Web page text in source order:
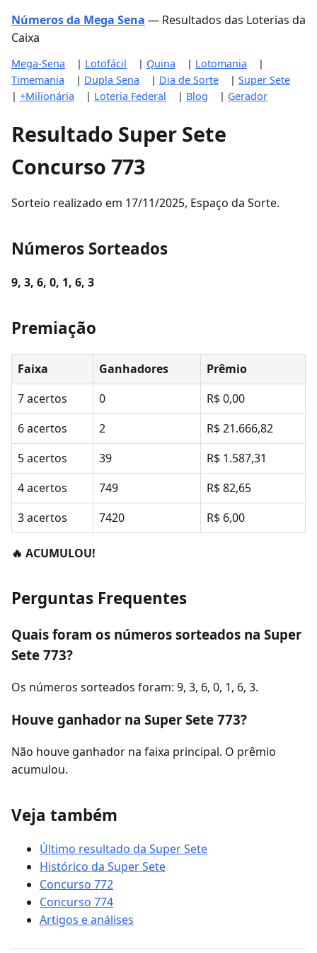
Números da Mega Sena — Resultados das Loterias da
Caixa
Mega-Sena | Lotofácil | Quina | Lotomania
|
Timemania
| Dupla Sena | Dia de Sorte | Super Sete
| +Milionária | Loteria Federal | Blog | Gerador
Resultado Super Sete
Concurso 773
Sorteio realizado em 17/11/2025, Espaço da Sorte.
Números Sorteados
9, 3, 6, 0, 1, 6, 3
Premiação
Faixa Ganhadores
Prêmio
7 acertos
0
R$ 0,00
6 acertos
2
R$ 21.666,82
5 acertos
39
R$ 1.587,31
4 acertos
749
R$ 82,65
3 acertos
7420 R$ 6,00
🔥 ACUMULOU!
Perguntas Frequentes
Quais foram os números sorteados na Super
Sete 773?
Os números sorteados foram: 9, 3, 6, 0, 1, 6, 3.
Houve ganhador na Super Sete 773?
Não houve ganhador na faixa principal. O prêmio
acumulou.
Veja também
Último resultado da Super Sete
Histórico da Super Sete
Concurso 772
Concurso 774
Artigos e análises